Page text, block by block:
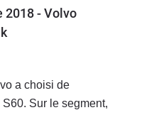
2018 - Volvo
a choisi de
Sur le segment,